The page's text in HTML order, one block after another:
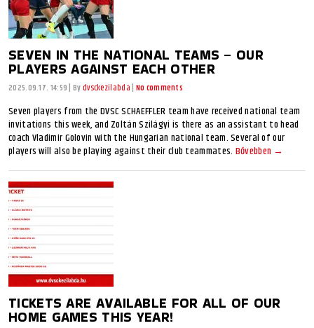
SEVEN IN THE NATIONAL TEAMS – OUR
PLAYERS AGAINST EACH OTHER
2025.09.17. 14:59 Bydvsckezilabda No comments
Seven players from the DVSC SCHAEFFLER team have received national team
invitations this week, and Zoltán Szilágyi is there as an assistant to head
coach Vladimir Golovin with the Hungarian national team. Several of our
players will also be playing against their club teammates. Bővebben →
TICKETS ARE AVAILABLE FOR ALL OF OUR
HOME GAMES THIS YEAR!